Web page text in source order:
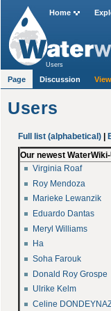
Users
Full list (alphabetical)|
Our newest
Virginia Roaf
Roy Mendoza
Marieke Lewanzik
Eduardo Dantas
Meryl Williams
Ha
Soha Farouk
Donald Roy Grospe
Ulrike Kelm
Celine
Home
Users
Page Discussion